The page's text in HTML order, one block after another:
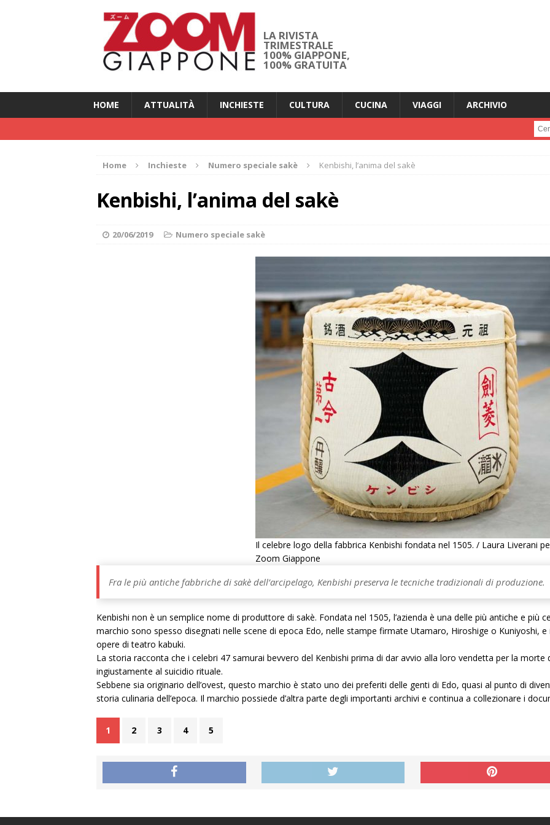
LA RIVISTA
TRIMESTRALE
100% GIAPPONE,
100% GRATUITA
HOME ATTUALITÀ INCHIESTE CULTURA CUCINA VIAGGI
ARCHIVIO
Home Inchieste Numero speciale sakè Kenbishi, l’anima del sakè
Kenbishi, l’anima del sakè
20/06/2019 Numero speciale sakè
Il celebre logo della fabbrica Kenbishi fondata nel 1505. / Laura Liverani
Zoom Giappone
Fra le più antiche fabbriche di sakè dell’arcipelago, Kenbishi preserva le tecniche tradizionali di produzione.
Kenbishi non è un semplice nome di produttore di sakè. Fondata nel 1505, l’azienda è una delle più antiche e più
marchio sono spesso disegnati nelle scene di epoca Edo, nelle stampe firmate Utamaro, Hiroshige o Kuniyoshi,
opere di teatro kabuki.
La storia racconta che i celebri 47 samurai bevvero del Kenbishi prima di dar avvio alla loro vendetta per la
ingiustamente al suicidio rituale.
Sebbene sia originario dell’ovest, questo marchio è stato uno dei preferiti delle genti di Edo, quasi al punto di
storia culinaria dell’epoca. Il marchio possiede d’altra parte degli importanti archivi e continua a collezionare i
1 2 3 4 5